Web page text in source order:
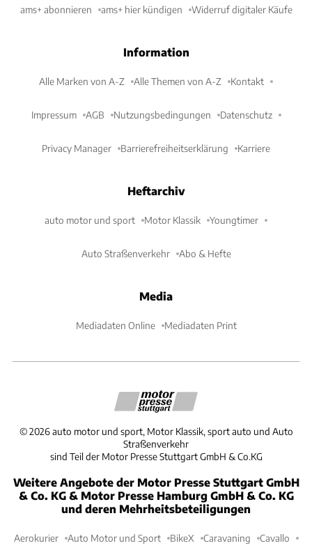
ams+ abonnieren ams+ hier kündigen Widerruf digitaler Käufe
Information
Alle Marken von A-Z Alle Themen von A-Z Kontakt
Impressum AGB Nutzungsbedingungen Datenschutz
Privacy Manager Barrierefreiheitserklärung Karriere
Heftarchiv
auto motor und sport Motor Klassik Youngtimer
Auto Straßenverkehr Abo & Hefte
Media
Mediadaten Online Mediadaten Print
©2026 auto motor und sport, Motor Klassik, sport auto und Auto
Straßenverkehr
sind Teil der Motor Presse Stuttgart GmbH & Co.KG
Weitere Angebote der Motor Presse Stuttgart GmbH
& Co. KG & Motor Presse Hamburg GmbH & Co. KG
und deren Mehrheitsbeteiligungen
Aerokurier Auto Motor und Sport BikeX Caravaning Cavallo